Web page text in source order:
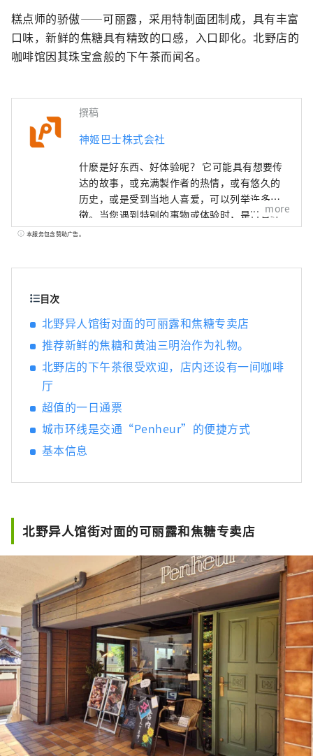
糕点师的骄傲——可丽露，采用特制面团制成，具有丰富
口味，新鲜的焦糖具有精致的口感，入口即化。北野店的
咖啡馆因其珠宝盒般的下午茶而闻名。
撰稿
神姬巴士株式会社
什麽是好东西、好体验呢？ 它可能具有想要传
达的故事，或充满製作者的热情，或有悠久的
历史，或是受到当地人喜爱，可以列举许多特
徵。当您遇到特别的事物或体验时，是否曾经
因为高兴而想要告诉别人呢？ 而且，当您传达
讯。
more
本服务包含赞助广告。
目次
北野异人馆街对面的可丽露和焦糖专卖店
推荐新鲜的焦糖和黄油三明治作为礼物。
北野店的下午茶很受欢迎，店内还设有一间咖啡
厅
超值的一日通票
城市环线是交通“Penheur”的便捷方式
基本信息
北野异人馆街对面的可丽露和焦糖专卖店